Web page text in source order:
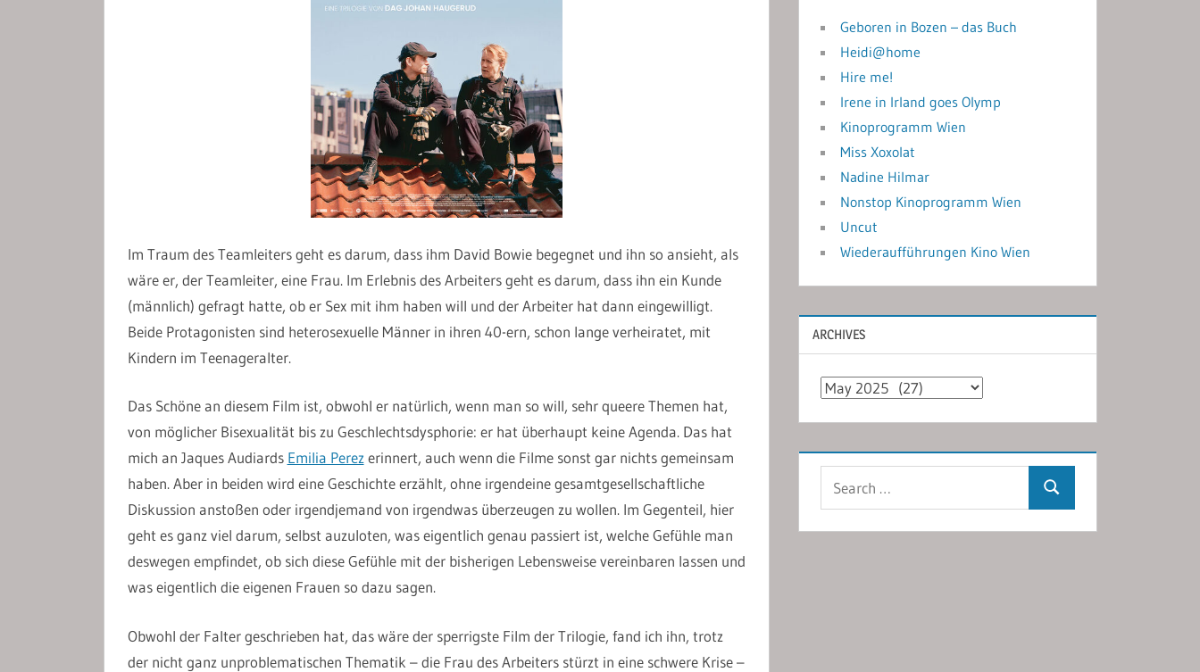
Im Traum des Teamleiters geht es darum, dass ihm David Bowie begegnet und ihn so ansieht, als
wäre er, der Teamleiter, eine Frau. Im Erlebnis des Arbeiters geht es darum, dass ihn ein Kunde
(männlich) gefragt hatte, ob er Sex mit ihm haben will und der Arbeiter hat dann eingewilligt.
Beide Protagonisten sind heterosexuelle Männer in ihren 40-ern, schon lange verheiratet, mit
Kindern im Teenageralter.
Das Schöne an diesem Film ist, obwohl er natürlich, wenn man so will, sehr queere Themen hat,
von möglicher Bisexualität bis zu Geschlechtsdysphorie: er hat überhaupt keine Agenda. Das hat
mich an Jaques Audiards Emilia Perez erinnert, auch wenn die Filme sonst gar nichts gemeinsam
haben. Aber in beiden wird eine Geschichte erzählt, ohne irgendeine gesamtgesellschaftliche
Diskussion anstoßen oder irgendjemand von irgendwas überzeugen zu wollen. Im Gegenteil, hier
geht es ganz viel darum, selbst auzuloten, was eigentlich genau passiert ist, welche Gefühle man
deswegen empfindet, ob sich diese Gefühle mit der bisherigen Lebensweise vereinbaren lassen und
was eigentlich die eigenen Frauen so dazu sagen.
Obwohl der Falter geschrieben hat, das wäre der sperrigste Film der Trilogie, fand ich ihn, trotz
der nicht ganz unproblematischen Thematik – die Frau des Arbeiters stürzt in eine schwere Krise –
Geboren in Bozen – das Buch
Heidi@home
Hire me!
Irene in Irland goes Olymp
Kinoprogramm Wien
Miss Xoxolat
Nadine Hilmar
Nonstop Kinoprogramm Wien
Uncut
Wiederaufführungen Kino Wien
ARCHIVES
Archives
Search